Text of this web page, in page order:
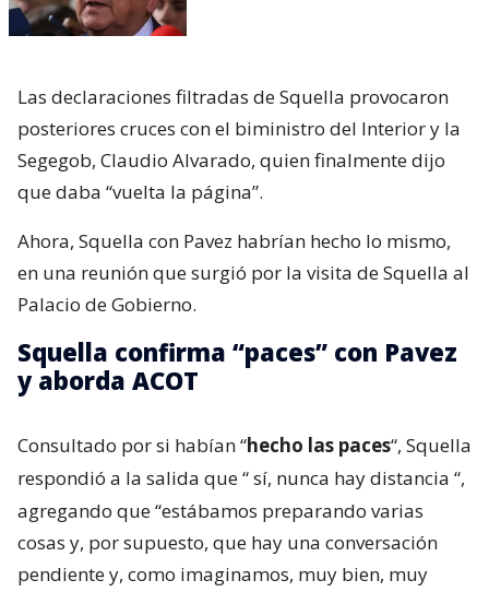
Las declaraciones filtradas de Squella provocaron
posteriores cruces con el biministro del Interior y la
Segegob, Claudio Alvarado, quien finalmente dijo
que daba “vuelta la página”.
Ahora, Squella con Pavez habrían hecho lo mismo,
en una reunión que surgió por la visita de Squella al
Palacio de Gobierno.
Squella confirma “paces” con Pavez
y aborda ACOT
Consultado por si habían “hecho las paces“, Squella
respondió a la salida que “sí, nunca hay distancia “,
agregando que “estábamos preparando varias
cosas y, por supuesto, que hay una conversación
pendiente y, como imaginamos, muy bien, muy